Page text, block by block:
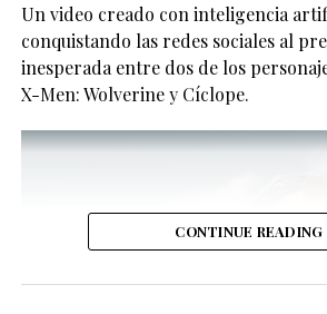
Un video creado con inteligencia
conquistando las redes sociales al
inesperada entre dos de los
X-Men: Wolverine y Cíclope.
CONTINUE READING